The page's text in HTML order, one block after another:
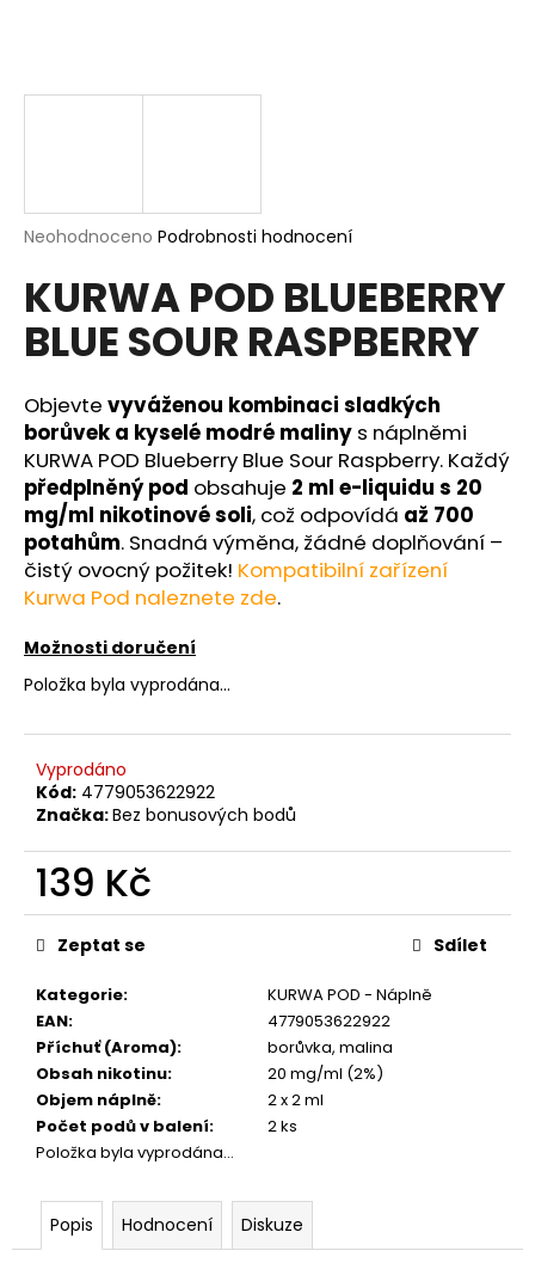
Průměrné
produktu
je
0,0
hvězdiček.
Neohodnoceno Podrobnosti hodnocení
KURWA POD BLUEBERRY
BLUE SOUR RASPBERRY
Objevte vyváženou kombinaci sladkých
borůvek a kyselé modré maliny s náplněmi
KURWA POD Blueberry Blue Sour Raspberry. Každý
předplněný pod obsahuje 2 ml e-liquidu s 20
mg/ml nikotinové soli, což odpovídá až 700
potahům. Snadná výměna, žádné doplňování –
čistý ovocný požitek! Kompatibilní zařízení
Kurwa Pod naleznete zde.
Možnosti doručení
Položka byla vyprodána…
Vyprodáno
Kód: 4779053622922
Značka:Bez bonusových bodů
139 Kč
Měrná
cena:
Kategorie:
KURWA POD - Náplně
EAN:
4779053622922
Příchuť (Aroma):
borůvka, malina
Obsah nikotinu:
20 mg/ml (2%)
Objem náplně:
2 x 2 ml
Počet podů v balení:
2 ks
Položka byla vyprodána…
Zeptat se Sdílet
Popis Hodnocení Diskuze
í
o
p
o
r
u
č
u
j
m
e
LIO
POD
CUBA
LIBRE
Kč
Původně:
99
Kč